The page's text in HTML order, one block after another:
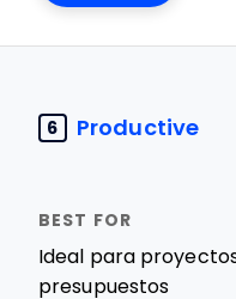
6 Productive
Ideal para
presupuestos